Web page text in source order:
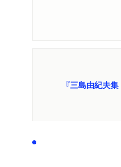
『三島由紀夫